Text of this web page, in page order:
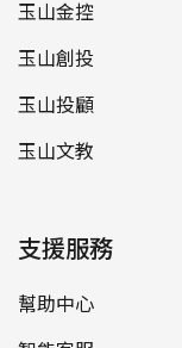
玉山金控
玉山創投
玉山投顧
玉山文教
支援服務
幫助中心